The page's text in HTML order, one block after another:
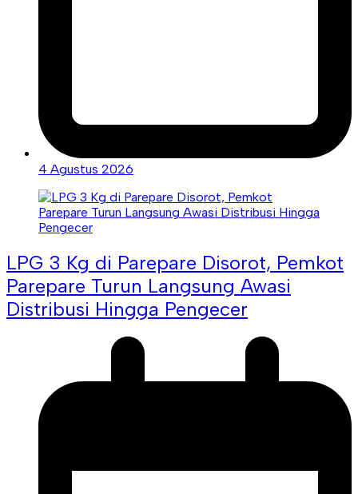
4 Agustus 2026
LPG 3 Kg di Parepare Disorot, Pemkot
Parepare Turun Langsung Awasi
Distribusi Hingga Pengecer